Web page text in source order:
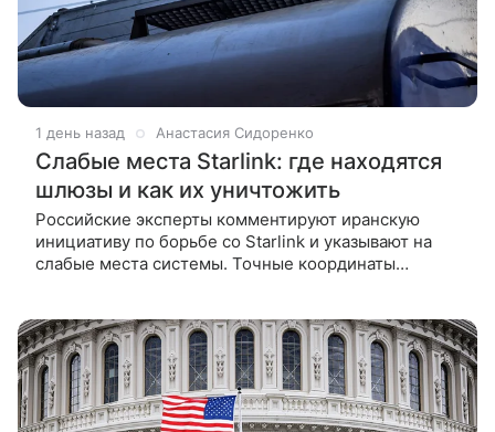
1 день назад Анастасия Сидоренко
Слабые места Starlink: где находятся
шлюзы и как их уничтожить
Российские эксперты комментируют иранскую
инициативу по борьбе со Starlink и указывают на
слабые места системы. Точные координаты